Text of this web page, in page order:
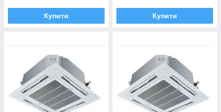
Купити Купити